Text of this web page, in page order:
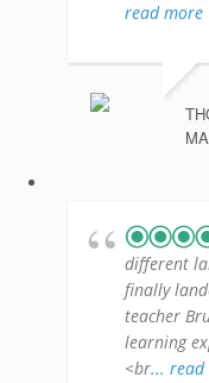
read more
different
finally
teacher
learning
<br... read